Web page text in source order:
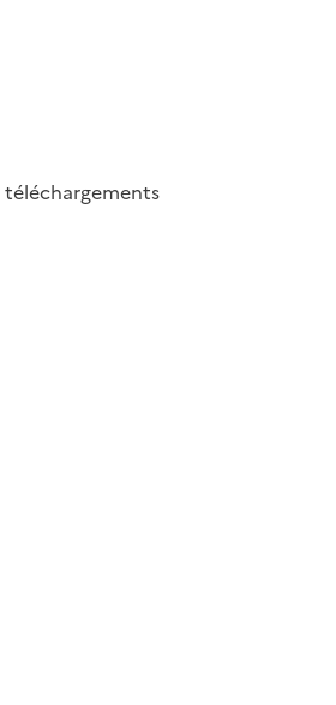
téléchargements